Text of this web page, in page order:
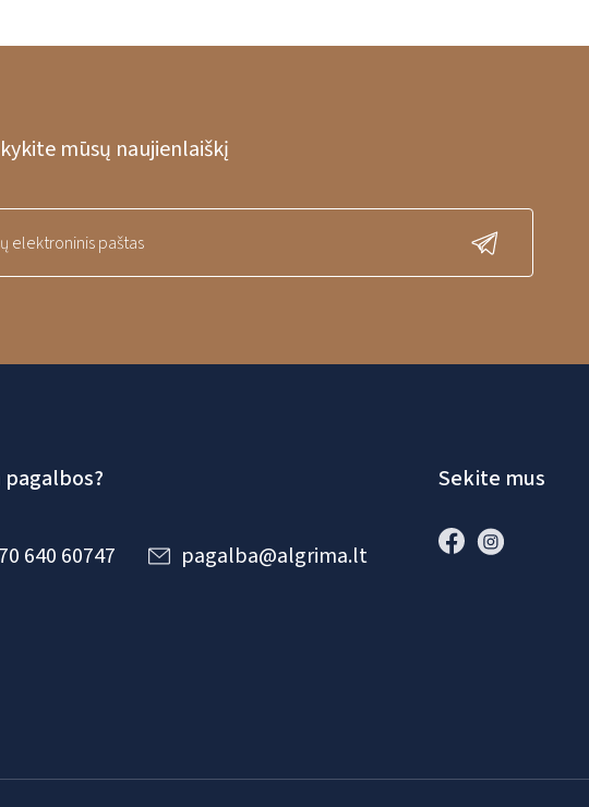
mūsų naujienlaiškį
pagalbos?
640 60747 pagalba@algrima.lt
Sekite mus